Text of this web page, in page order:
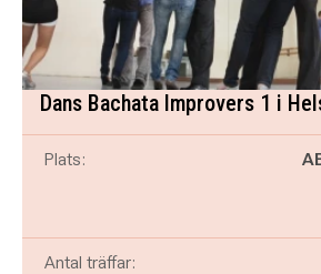
Dans Bachata Improvers 1 i
Plats:
Antal träffar: